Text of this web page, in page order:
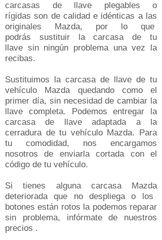
carcasas de llave plegables o
rígidas son de calidad e idénticas a las
originales Mazda, por lo que
podrás sustituir la carcasa de tu
llave sin ningún problema una vez la
recibas.
Sustituimos la carcasa de llave de tu
vehículo Mazdaquedando como el
primer día, sin necesidad de cambiar la
llave completa​. Podemos entregar la
carcasa de llave adaptada a la
cerradura de tu vehículo Mazda. Para
tu comodidad, nos encargamos
nosotros de enviarla cortada con el
código de tu vehículo.
Si tienes alguna carcasa Mazda
deteriorada que no despliega o los
botones están rotos la podemos reparar
sin problema, infórmate de nuestros
precios .